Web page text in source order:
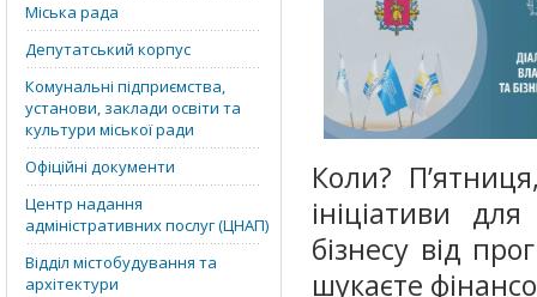
Міська рада
Депутатський корпус
Комунальні підприємства,
установи, заклади освіти та
культури міської ради
Офіційні документи
Центр надання
адміністративних послуг (ЦНАП)
Відділ містобудування та
архітектури
Коли?
ініціативи
бізнесу від
шукаєте